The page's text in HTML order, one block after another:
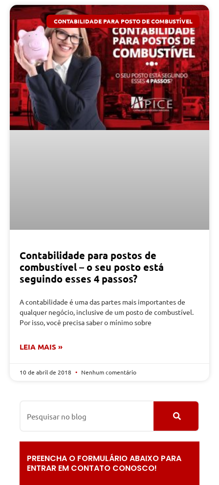
CONTABILIDADE PARA POSTO DE COMBUSTÍVEL
Contabilidade para postos de
combustível – o seu posto está
seguindo esses 4 passos?
A contabilidade é uma das partes mais importantes de
qualquer negócio, inclusive de um posto de combustível.
Por isso, você precisa saber o mínimo sobre
LEIA MAIS »
10 de abril de 2018 Nenhum comentário
PREENCHA O FORMULÁRIO ABAIXO PARA
ENTRAR EM CONTATO CONOSCO!